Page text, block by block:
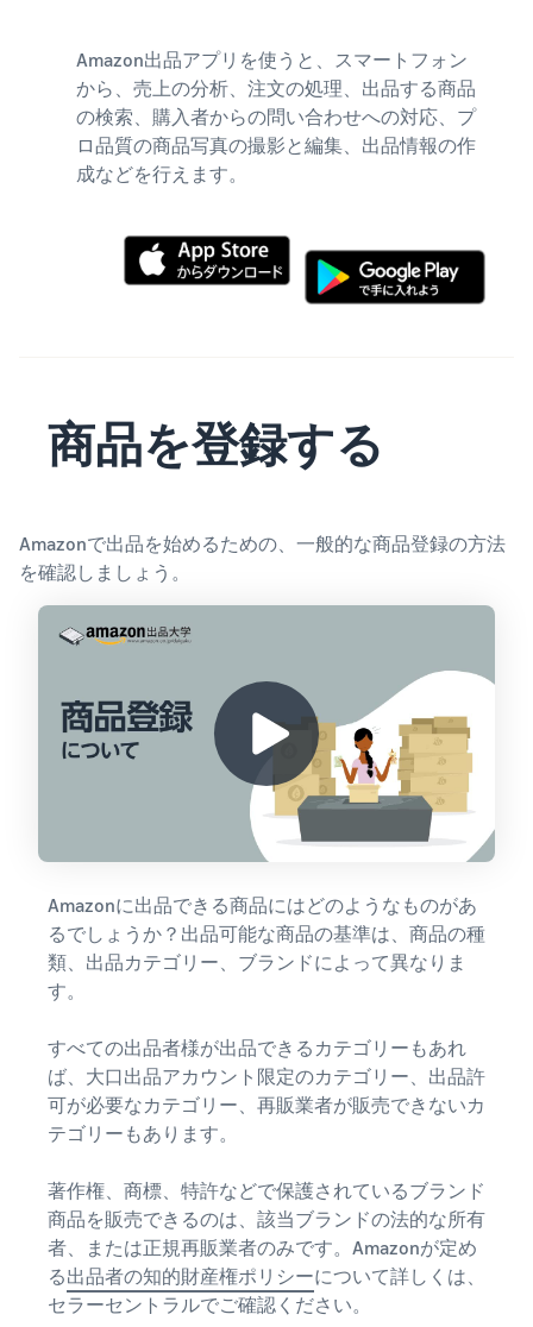
Amazon出品アプリを使うと、スマートフォン
から、売上の分析、注文の処理、出品する商品
の検索、購入者からの問い合わせへの対応、プ
ロ品質の商品写真の撮影と編集、出品情報の作
成などを行えます。
商品を登録する
Amazonで出品を始めるための、一般的な商品登録の方法
を確認しましょう。
Amazonに出品できる商品にはどのようなものがあ
るでしょうか？出品可能な商品の基準は、商品の種
類、出品カテゴリー、ブランドによって異なりま
す。
すべての出品者様が出品できるカテゴリーもあれ
ば、大口出品アカウント限定のカテゴリー、出品許
可が必要なカテゴリー、再販業者が販売できないカ
テゴリーもあります。
著作権、商標、特許などで保護されているブランド
商品を販売できるのは、該当ブランドの法的な所有
者、または正規再販業者のみです。Amazonが定め
る出品者の知的財産権ポリシーについて詳しくは、
セラーセントラルでご確認ください。